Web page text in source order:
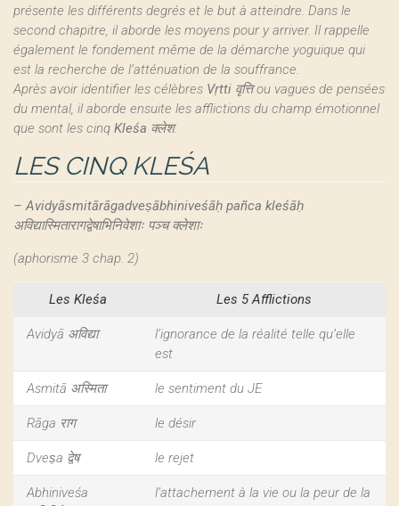
présente les différents degrés et le but à atteindre. Dans le
second chapitre, il aborde les moyens pour y arriver. Il rappelle
également le fondement même de la démarche yoguique qui
est la recherche de l’atténuation de la souffrance.
Après avoir identifier les célèbres Vṛtti वृत्ति ou vagues de pensées
du mental, il aborde ensuite les afflictions du champ émotionnel
que sont les cinq Kleśa क्लेश.
LES CINQ KLEŚA
– Avidyāsmitārāgadveṣābhiniveśāḥ pañca kleśāḥ
अविद्यास्मितारागद्वेषाभिनिवेशाः पञ्च क्लेशाः
(aphorisme 3 chap. 2)
Les Kleśa Les 5 Afflictions
Avidyā अविद्या
l’ignorance de la réalité telle qu’elle
est
Asmitā अस्मिता le sentiment du JE
Rāga राग le désir
‎Dveṣa द्वेष le rejet
Abhiniveśa
l’attachement à la vie ou la peur de la